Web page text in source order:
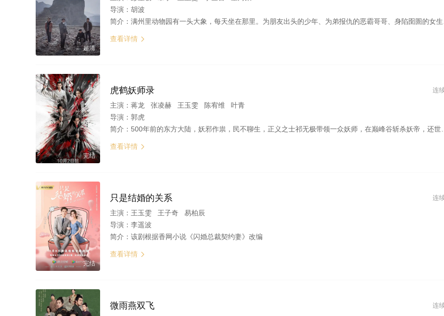
超清
导演： 胡波
简介： 满州里动物园有一头大象，每天坐在那里。为朋友出头的少年、为弟报仇的恶霸哥哥、身陷囹圄的女生，卡在世界灰暗的缝隙里无法脱身，却挣扎着去看大象。萧瑟寒冬的一天，绝望身影在不对称不平衡的影像中碰撞， 爆裂了压抑的沉郁，在粗糙布景、朦胧灯光的低成本制作中肆意蔓延。作者兼导演胡波 （笔名胡迁）首作，以青涩朴质与震撼感性，获柏林影展赏识入围论坛单元， 却是无法嵌合和谐主旋律的一块失落拼图。看不见大象是共同宿命，胡波骤然陨落，也成了这一代人的遗憾。
查看详情 
完结
连
虎鹤妖师录
主演： 蒋龙 张凌赫 王玉雯 陈宥维 叶青
导演： 郭虎
简介： 500年前的东方大陆，妖邪作祟，民不聊生，正义之士祁无极带领一众妖师，在巅峰谷斩杀妖帝，还世间安宁。但妖帝之血却化成业火冥海，将大陆分成了伏龙、千羽和巨轮三国，妖师们用赤珠组成结界以护卫大陆生灵。然而，500年的平静一夕之间却因一颗赤珠的损坏被打破。伏龙国派出少年妖师祁晓轩寻找新的赤珠代替，赤珠却被一山野小痞虎子所盗并意外吞下，二人命运就此缠绕。从不甚愉悦的萍水一遇、一冷一热的性情相左，到除妖之战中的舍身相救、抛开偏见后的彼此了解。虎子因体内妖力饱受争议，晓轩为维护虎子不惜忤逆父亲，但在国御妖师比赛的关键时刻，晓轩却因体内“双生元神”的诅咒对虎子刀剑相逼。经历过决裂的至暗时刻，再到追踪疑案、斩妖除魔时的再次聚首，误会在默契中消解，友谊的力量更加炽烈。伏龙危机、千羽劫难、巅峰之战，一系列疑团接踵而至，一个个艰难时刻携手共渡，而这背后似乎总有一双无形之手。 本剧改编自黄晓达的少年热血漫画《虎X鹤妖师录》
查看详情 
完结
连
只是结婚的关系
主演： 王玉雯 王子奇 易柏辰
导演： 李遥波
简介： 该剧根据香网小说《闪婚总裁契约妻》改编
查看详情 
连
微雨燕双飞